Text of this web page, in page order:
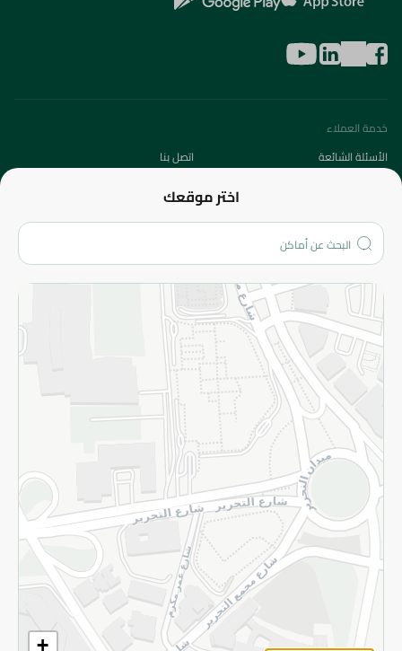
اختر موقعك
+
خدمة العملاء
الأسئلة الشائعة
اتصل بنا
من نحن؟
الفروع
المزيد
الاسترجاع
سياسة الاستخدام
سياسة الخصوصية
قم بالتسجيل للنشرة
©2026 - Spinneys | جميع الحقوق محفوظة